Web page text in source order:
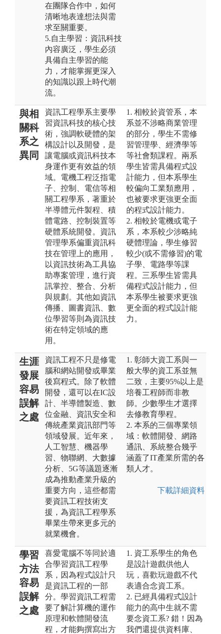
在團隊合作中，如何
清晰地表達想法與需
求至關重要。
5.自主學習：資訊科技
內容廣泛，學生必須
具備自主學習的能
力，才能掌握更深入
的知識以跟上時代潮
流。
與相
關科
系之
異同
資訊工程學系主要學
習資訊科技的核心技
術，強調軟硬體的架
構設計以及開發，是
讓電腦或資訊科技本
身運作更有效益的領
域。電機工程泛指電
子、控制、電信等相
關工程學系，著重於
半導體元件製程、積
體電路、控制裝置等
硬體系統開發。資訊
管理學系偏重資訊科
技在管理上的應用，
以資訊技術為工具協
助專案管理，進行資
訊掌控、整合、分析
與規劃。其他如資訊
傳播、圖書資訊、數
位學習等則為資訊技
術在特定領域的應
用。
1. 相較於資管系，本
系並不涉略商業管理
的部分，學生不需修
習管理學、經濟學等
等社會類課程。兩系
學生皆需具備程式設
計能力，但本系學生
較偏向工業類應用，
也被要求更強更全面
的程式設計能力。
2. 相較於電機或電子
系，本系較少涉略純
硬體理論，學生修習
較少(或不需修習)的電
子學、電路學等課
程。三系學生皆需具
備程式設計能力，但
本系學生被要求更強
更全面的程式設計能
力。
生涯
發展
容易
誤解
之處
資訊工程不只是修電
腦和網站開發或畢業
後寫程式。除了軟體
開發，還可以在IC設
計、半導體製造、數
位金融、資訊安全和
傳統產業資訊部門等
領域發展。近年來，
人工智慧、機器學
習、物聯網、大數據
分析、5G等議題逐漸
成為推動產業升級的
重要方向，這些都需
要資訊工程技術支
援，為資訊工程學系
畢業生帶來更多元的
就業機會。
1. 彰師大資工系與一
般大學的資工系並無
二致，主要95%以上是
培養工程師而非教
師。少數學生才選擇
去修教育學程。
2. 本系的三個專業領
域：軟體開發、網路
通訊、系統整合幾乎
涵蓋了IT產業所需的各
類人才。
下載詳細資料
學習
方法
容易
誤解
之處
喜愛電腦不等同於適
合學習資訊工程學
系，因為程式設計只
是資訊工程的一部
分。學習資訊工程需
要了解計算機的運作
原理和軟體開發流
程，才能夠撰寫出方
1. 資工系學生的角色
是設計遊戲供他人
玩，喜歡玩遊戲不代
表適合念資工系。
2. 已經具備程式設計
能力的高中生就不需
要念資工系? 錯！因為
我們還提供資料庫、